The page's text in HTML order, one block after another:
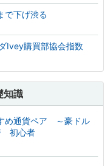
で下げ渋る
Ivey購買部協会指数
知識
め通貨ペア ～豪ドル
初心者